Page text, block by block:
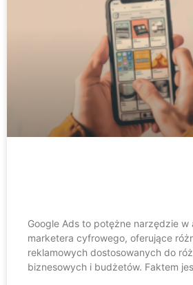
Google Ads to potężne narzędzie w
marketera cyfrowego, oferujące
reklamowych dostosowanych do
biznesowych i budżetów. Faktem